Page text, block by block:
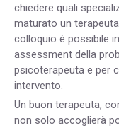
chiedere quali
maturato un
colloquio è possibile
assessment della
psicoterapeuta e per
intervento.
Un buon terapeuta,
non solo accoglierà